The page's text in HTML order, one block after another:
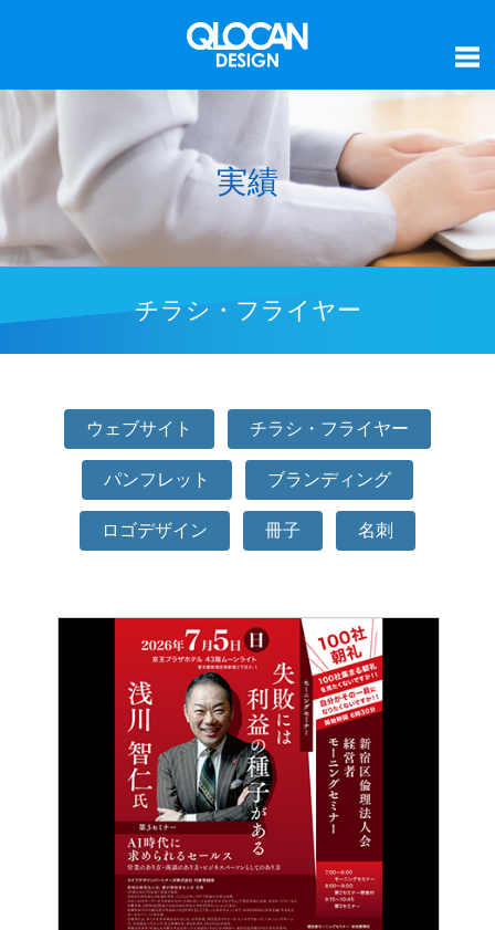
実績
チラシ・フライヤー
ウェブサイト チラシ・フライヤー
パンフレット ブランディング
ロゴデザイン 冊子 名刺